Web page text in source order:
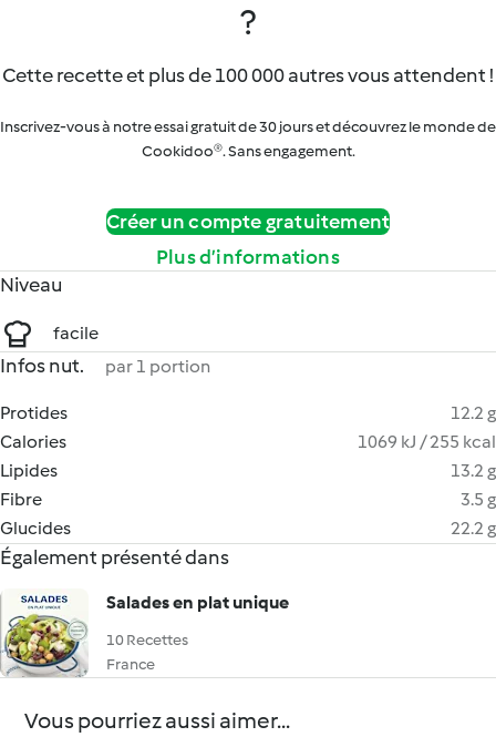
?
Cette recette et plus de 100 000 autres vous attendent !
Inscrivez-vous à notre essai gratuit de 30 jours et découvrez le monde de
Cookidoo®. Sans engagement.
Créer un compte gratuitement
Plus d’informations
Niveau
facile
Infos nut. par 1 portion
Protides
12.2 g
Calories
1069 kJ / 255 kcal
Lipides
13.2 g
Fibre
3.5 g
Glucides
22.2 g
Également présenté dans
Salades en plat unique
10 Recettes
France
Vous pourriez aussi aimer...